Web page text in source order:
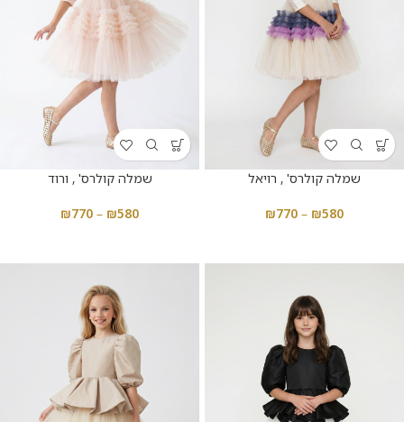
שמלה קולרס' , רויאל
₪580
–
₪770
שמלה קולרס' , ורוד
₪580
–
₪770